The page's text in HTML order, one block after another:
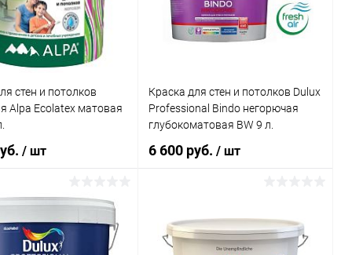
В наличии В избранное В наличии
стен и потолков
Alpa Ecolatex матовая
/ шт
Краска для стен и потолков Dulux
Professional Bindo негорючая
глубокоматовая BW 9 л.
6 600 руб./ шт
В корзину